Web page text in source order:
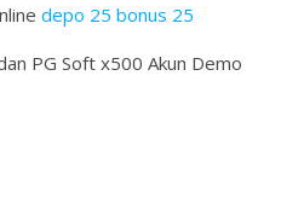
depo 25 bonus 25
PG Soft x500 Akun Demo